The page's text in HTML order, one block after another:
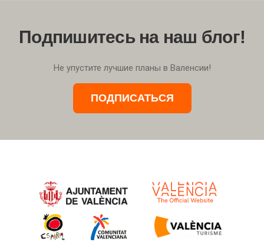
Подпишитесь на наш блог!
Не упустите лучшие планы в Валенсии!
ПОДПИСАТЬСЯ